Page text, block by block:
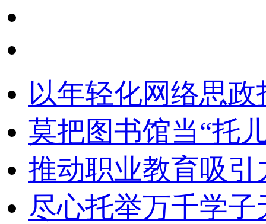
以年轻化网络思
莫把图书馆当“托
推动职业教育吸引
尽心托举万千学子